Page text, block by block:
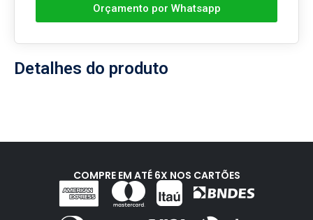
Orçamento por Whatsapp
Detalhes do produto
COMPRE EM ATÉ 6X NOS CARTÕES